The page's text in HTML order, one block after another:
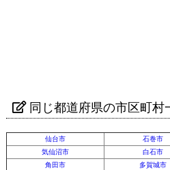
同じ都道府県の市区町村
仙台市 石巻市
気仙沼市
白石市
角田市
多賀城市